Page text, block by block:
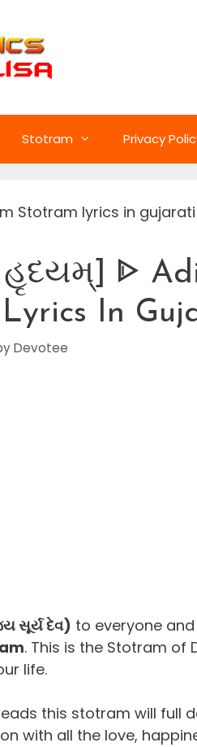
Stotram Privacy
ᐈ
In
Devotee
સૂર્ય દેવ) to everyone
. This is the Stotram of
life.
this stotram will full
with all the love,